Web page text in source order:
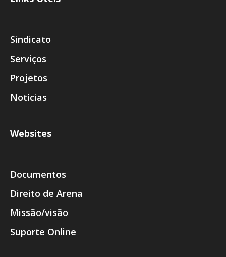
Sindicato
Serviços
Projetos
Notícias
Websites
Documentos
Direito de Arena
Missão/visão
Suporte Online